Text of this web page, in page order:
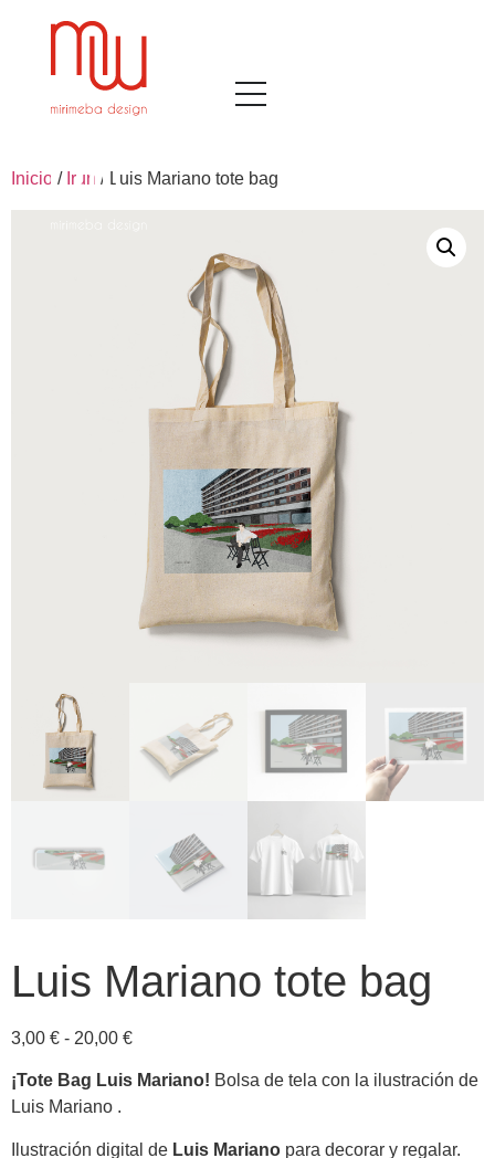
Inicio / Irun / Luis Mariano tote bag
Luis Mariano tote bag
3,00 € - 20,00 €
¡Tote Bag Luis Mariano! Bolsa de tela con la ilustración de
Luis Mariano .
Ilustración digital de Luis Mariano para decorar y regalar.